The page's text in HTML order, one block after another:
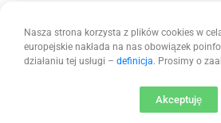
WordPress.org
Magic Tours Blog - Chodź, opowiemy Ci o
Nasza strona korzysta z plików cookies w
europejskie nakłada na nas obowiązek
działaniu tej usługi – definicja. Prosimy o
Akceptuję